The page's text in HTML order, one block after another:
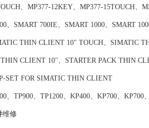
、MP377-12KEY、MP377-15TOUCH、
、SMART 700IE、SMART 1000、SMART
THIN CLIENT 10" TOUCH、SIMATIC
CLIENT 10"、STARTER PACK THIN
SET FOR SIMATIC THIN CLIENT
、TP900、TP1200、KP400、KP700、KP700
维修